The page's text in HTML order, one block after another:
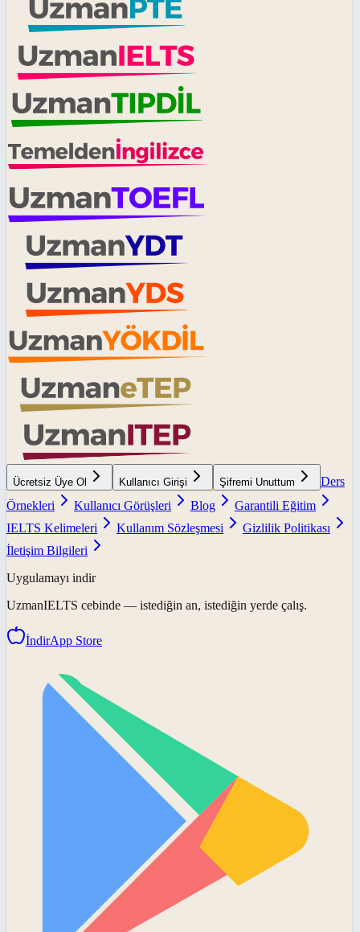
Ücretsiz Üye Ol Kullanıcı Girişi Şifremi Unuttum
Ders
Örnekleri
Kullanıcı Görüşleri Blog
Garantili Eğitim
IELTS Kelimeleri
Kullanım Sözleşmesi
Gizlilik Politikası
İletişim Bilgileri
Uygulamayı indir
UzmanIELTS cebinde — istediğin an, istediğin yerde çalış.
İndirApp Store